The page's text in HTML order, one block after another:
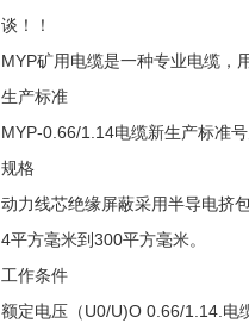
谈！！
MYP矿用电缆是一种专业电缆，
生产标准
MYP-0.66/1.14电缆新生产标准
规格
动力线芯绝缘屏蔽采用半导电挤
4平方毫米到300平方毫米。
工作条件
额定电压（U0/U)O 0.66/1.14.电